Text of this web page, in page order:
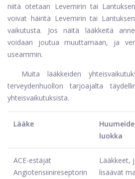
niitä otetaan Levemirin tai
voivat häiritä Levemirin tai
vaikutusta. Jos näitä lääkkeitä
voidaan joutua muuttamaan, ja
useammin.
Muita lääkkeiden
terveydenhuollon tarjoajalta
yhteisvaikutuksista.
Lääke
luokka
ACE-estäjät
Angiotensiinireseptorin
Lääkkeet,
lisäävät